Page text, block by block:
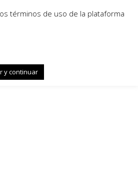
términos de uso de la plataforma
y continuar